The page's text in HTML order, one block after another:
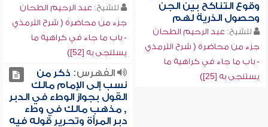
وقوع التناكح بين الجن
وحصول الذرية لهم
للشيخ: عبد الرحيم الطحان
جزء من محاضرة ( شرح الترمذي
- باب ما جاء في كراهية ما
يستنجى به [25])
للشيخ: عبد الرحيم الطحان
جزء من محاضرة ( شرح الترمذي
- باب ما جاء في كراهية ما
يستنجى به [52])
الفهرس: ذكر من
نسب إلى الإمام مالك
القول بجواز الوطء في الدبر
, مذهب مالك في وطء
دبر المرأة وتحرير قوله فيه